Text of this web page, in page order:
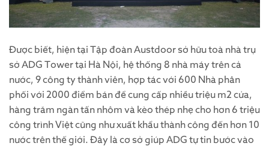
Được biết, hiện tại Tập đoàn Austdoor sở hữu toà nhà trụ
sở ADG Tower tại Hà Nội, hệ thống 8 nhà máy trên cả
nước, 9 công ty thành viên, hợp tác với 600 Nhà phân
phối với 2000 điểm bán để cung cấp nhiều triệu m2 cửa,
hàng trăm ngàn tấn nhôm và kèo thép nhẹ cho hơn 6 triệu
công trình Việt cũng như xuất khẩu thành công đến hơn 10
nước trên thế giới. Đây là cơ sở giúp ADG tự tin bước vào